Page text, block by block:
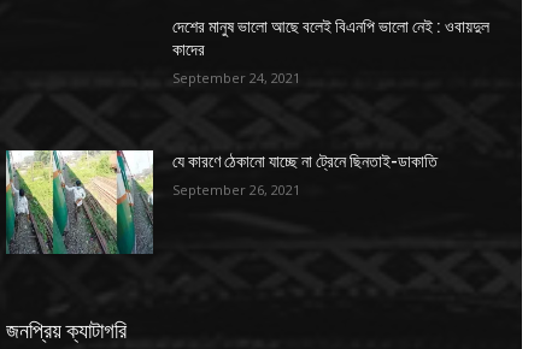
দেশের মানুষ ভালো আছে বলেই বিএনপি ভালো নেই : ওবায়দুল
কাদের
September 24, 2021
যে কারণে ঠেকানো যাচ্ছে না ট্রেনে ছিনতাই-ডাকাতি
September 26, 2021
জনপ্রিয় ক্যাটাগরি